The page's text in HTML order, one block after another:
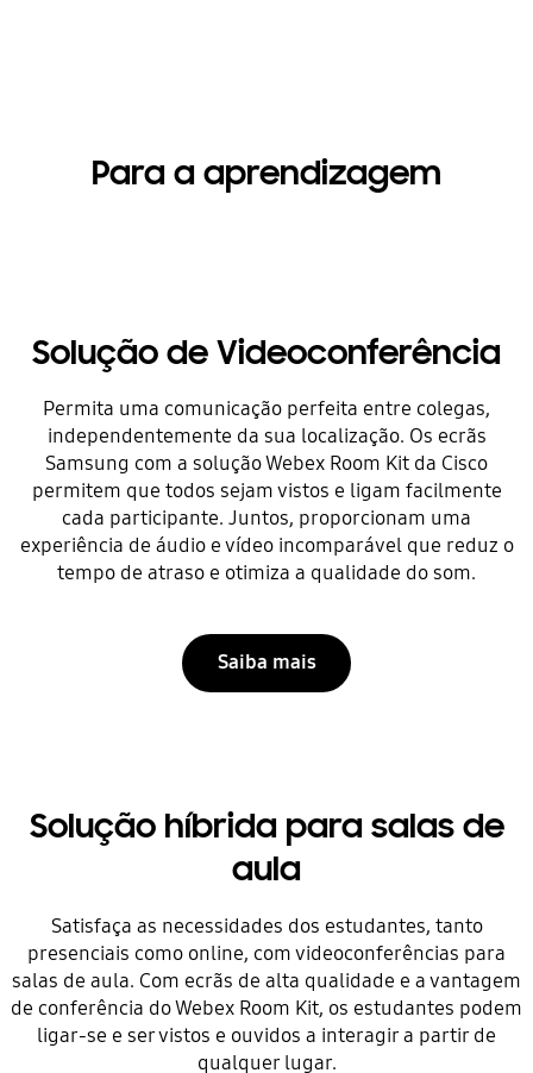
Para a aprendizagem
Solução de Videoconferência
Permita uma comunicação perfeita entre colegas,
independentemente da sua localização. Os ecrãs
Samsung com a solução Webex Room Kit da Cisco
permitem que todos sejam vistos e ligam facilmente
cada participante. Juntos, proporcionam uma
experiência de áudio e vídeo incomparável que reduz o
tempo de atraso e otimiza a qualidade do som.
Saiba mais
Solução híbrida para salas de
aula
Satisfaça as necessidades dos estudantes, tanto
presenciais como online, com videoconferências para
salas de aula. Com ecrãs de alta qualidade e a vantagem
de conferência do Webex Room Kit, os estudantes podem
ligar-se e ser vistos e ouvidos a interagir a partir de
qualquer lugar.